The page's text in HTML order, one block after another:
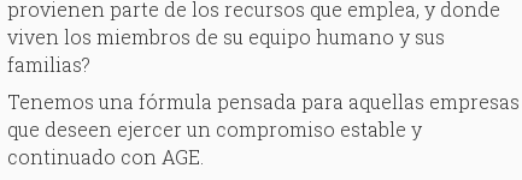
provienen parte de los recursos que emplea, y donde
viven los miembros de su equipo humano y sus
familias?
Tenemos una fórmula pensada para aquellas empresas
que deseen ejercer un compromiso estable y
continuado con AGE.